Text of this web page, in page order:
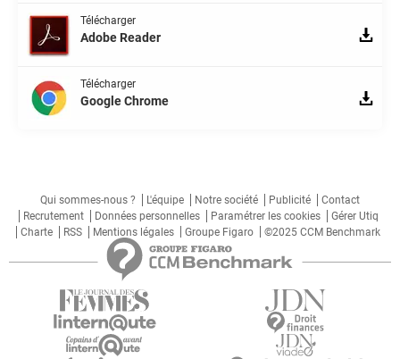
Télécharger
Adobe Reader
Télécharger
Google Chrome
Qui sommes-nous ? L'équipe Notre société Publicité
Contact
Recrutement
Données personnelles Paramétrer les cookies
Gérer Utiq
Charte
RSS Mentions légales Groupe Figaro ©2025 CCM Benchmark